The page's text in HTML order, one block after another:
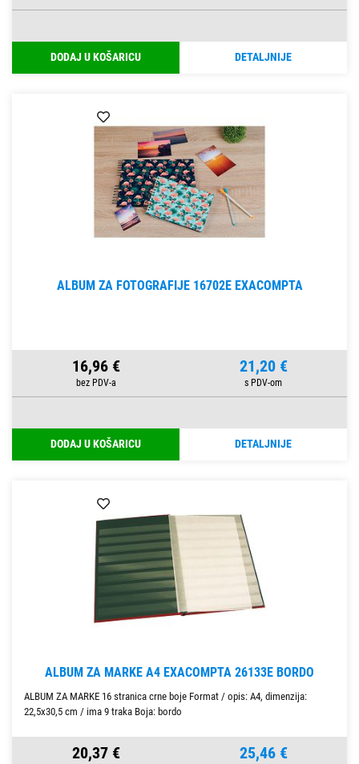
DODAJ U KOŠARICU DETALJNIJE
ALBUM ZA FOTOGRAFIJE 16702E EXACOMPTA
16,96 € 21,20 €
DODAJ U KOŠARICU DETALJNIJE
ALBUM ZA MARKE A4 EXACOMPTA 26133E BORDO
ALBUM ZA MARKE 16 stranica crne boje Format / opis: A4, dimenzija:
22,5x30,5 cm / ima 9 traka Boja: bordo
20,37 € 25,46 €